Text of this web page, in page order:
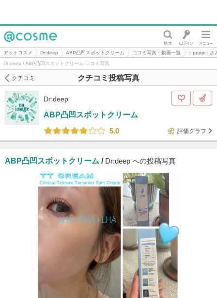
@cosme
アットコスメ Dr:deep ABP凸凹スポットクリーム 口コミ写真・動画一覧
:::ppppi:::さ
Dr:deep / ABP凸凹スポットクリーム 口コミ写真
クチコミ投稿写真
クチコミ
Dr:deep
ABP凸凹スポットクリーム
5.0
評価グラフ
ABP凸凹スポットクリーム / Dr:deep への投稿写真